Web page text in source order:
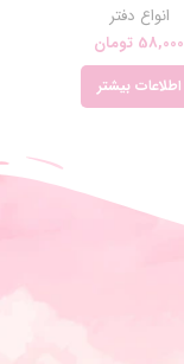
انواع دفتر
58,000 تومان
اطلاعات بیشتر